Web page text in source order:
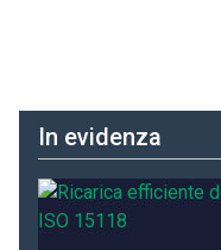
In evidenza